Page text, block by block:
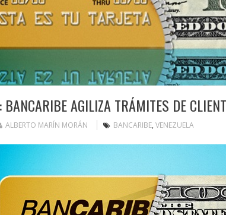
BANCARIBE AGILIZA TRÁMITES DE
ALBERTO MARÍN MORÁN BANCARIBE, VENEZUELA